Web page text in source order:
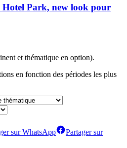
Park, new look pour
et thématique en option).
en fonction des périodes les plus
sur WhatsApp
Partager sur